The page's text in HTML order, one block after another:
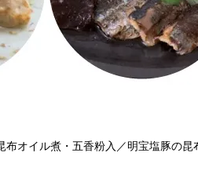
布オイル煮・五香粉入／明宝塩豚の昆